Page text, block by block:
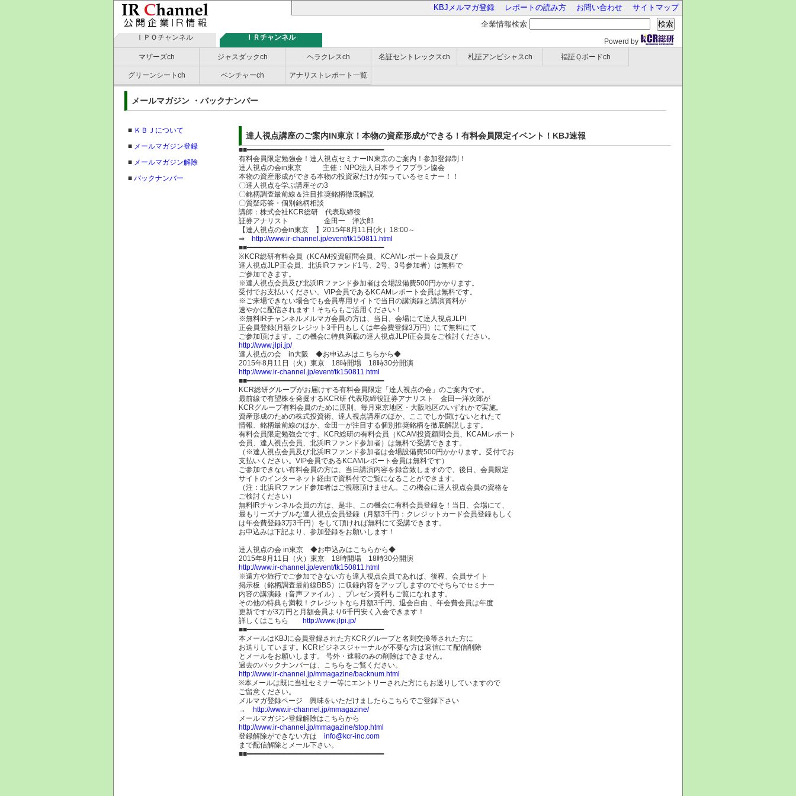
KBJメルマガ登録 レポートの読み方 お問い合わせ
サイトマップ
企業情報検索
検索
ＩＰＯチャンネル ＩＲチャンネル
Powerd by
マザーズch
ジャスダックch ヘラクレスch 名証セントレックスch 札証アンビシャスch 福証Ｑボードch
グリーンシートch ベンチャーch アナリストレポート一覧
メールマガジン ・バックナンバー
■ ＫＢＪについて
■ メールマガジン登録
■ メールマガジン解除
■ バックナンバー
達人視点講座のご案内IN東京！本物の資産形成ができる！有料会員限定イベント！KBJ速報
■■━━━━━━━━━━━━━━━━━━━━━━━━━━━━━━━━━
有料会員限定勉強会！達人視点セミナーIN東京のご案内！参加登録制！
達人視点の会in東京 主催：NPO法人日本ライフプラン協会
本物の資産形成ができる本物の投資家だけが知っているセミナー！！
〇達人視点を学ぶ講座その3
〇銘柄調査最前線＆注目推奨銘柄徹底解説
〇質疑応答・個別銘柄相談
講師：株式会社KCR総研 代表取締役
証券アナリスト 金田一 洋次郎
【達人視点の会in東京 】2015年8月11日(火）18:00～
⇒ http://www.ir-channel.jp/event/tk150811.html
■■━━━━━━━━━━━━━━━━━━━━━━━━━━━━━━━━━
※KCR総研有料会員（KCAM投資顧問会員、KCAMレポート会員及び
達人視点JLP正会員、北浜IRファンド1号、2号、3号参加者）は無料で
ご参加できます。
※達人視点会員及び北浜IRファンド参加者は会場設備費500円かかります。
受付でお支払いください。VIP会員であるKCAMレポート会員は無料です。
※ご来場できない場合でも会員専用サイトで当日の講演録と講演資料が
速やかに配信されます！そちらもご活用ください！
※無料IRチャンネルメルマガ会員の方は、当日、会場にて達人視点JLPI
正会員登録(月額クレジット3千円もしくは年会費登録3万円）にて無料にて
ご参加頂けます。この機会に特典満載の達人視点JLPI正会員をご検討ください。
http://www.jlpi.jp/
達人視点の会 in大阪 ◆お申込みはこちらから◆
2015年8月11日（火）東京 18時開場 18時30分開演
http://www.ir-channel.jp/event/tk150811.html
■■━━━━━━━━━━━━━━━━━━━━━━━━━━━━━━━━━
KCR総研グループがお届けする有料会員限定「達人視点の会」のご案内です。
最前線で有望株を発掘するKCR研 代表取締役証券アナリスト 金田一洋次郎が
KCRグループ有料会員のために原則、毎月東京地区・大阪地区のいずれかで実施。
資産形成のための株式投資術、達人視点講座のほか、ここでしか聞けないとれたて
情報、銘柄最前線のほか、金田一が注目する個別推奨銘柄を徹底解説します。
有料会員限定勉強会です。KCR総研の有料会員（KCAM投資顧問会員、KCAMレポート
会員、達人視点会員、北浜IRファンド参加者）は無料で受講できます。
（※達人視点会員及び北浜IRファンド参加者は会場設備費500円かかります。受付でお
支払いください。VIP会員であるKCAMレポート会員は無料です）
ご参加できない有料会員の方は、当日講演内容を録音致しますので、後日、会員限定
サイトのインターネット経由で資料付でご覧になることができます。
（注：北浜IRファンド参加者はご視聴頂けません。この機会に達人視点会員の資格を
ご検討ください）
無料IRチャンネル会員の方は、是非、この機会に有料会員登録を！当日、会場にて、
最もリーズナブルな達人視点会員登録（月額3千円：クレジットカード会員登録もしく
は年会費登録3万3千円）をして頂ければ無料にて受講できます。
お申込みは下記より、参加登録をお願いします！
達人視点の会 in東京 ◆お申込みはこちらから◆
2015年8月11日（火）東京 18時開場 18時30分開演
http://www.ir-channel.jp/event/tk150811.html
※遠方や旅行でご参加できない方も達人視点会員であれば、後程、会員サイト
掲示板（銘柄調査最前線BBS）に収録内容をアップしますのでそちらでセミナー
内容の講演録（音声ファイル）、プレゼン資料もご覧になれます。
その他の特典も満載！クレジットなら月額3千円、退会自由 、年会費会員は年度
更新ですが3万円と月額会員より6千円安く入会できます！
詳しくはこちら http://www.jlpi.jp/
■■━━━━━━━━━━━━━━━━━━━━━━━━━━━━━━━━━
本メールはKBJに会員登録された方KCRグループと名刺交換等された方に
お送りしています。KCRビジネスジャーナルが不要な方は返信にて配信削除
とメールをお願いします。 号外・速報のみの削除はできません。
過去のバックナンバーは、こちらをご覧ください。
http://www.ir-channel.jp/mmagazine/backnum.html
※本メールは既に当社セミナー等にエントリーされた方にもお送りしていますので
ご留意ください。
メルマガ登録ページ 興味をいただけましたらこちらでご登録下さい
→ http://www.ir-channel.jp/mmagazine/
メールマガジン登録解除はこちらから
http://www.ir-channel.jp/mmagazine/stop.html
登録解除ができない方は info@kcr-inc.com
まで配信解除とメール下さい。
■■━━━━━━━━━━━━━━━━━━━━━━━━━━━━━━━━━